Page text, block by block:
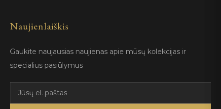
Naujienlaiškis
Gaukite naujausias naujienas apie mūsų kolekcijas ir
specialius pasiūlymus